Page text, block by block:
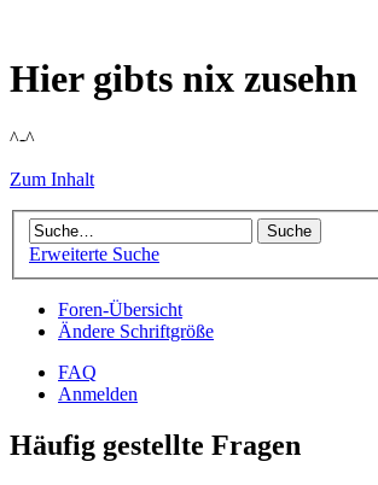
Hier gibts nix zusehn
^-^
Zum Inhalt
Erweiterte Suche
Foren-Übersicht
Ändere Schriftgröße
FAQ
Anmelden
Häufig gestellte Fragen